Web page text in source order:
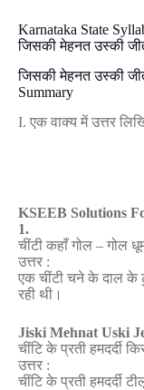
Karnataka State
जिसकी मेहनत उस्की
जिसकी मेहनत उस्की
Summary
I. एक वाक्य में उत्तर
KSEEB Solutions
1.
चींटी कहाँ गोल – गोल
उत्तर :
एक चींटी चने के दाल
रही थी।
Jiski Mehnat Uski
चींटि के प्रती हमदर्दी
उत्तर :
चींटि के प्रती हमदर्दी